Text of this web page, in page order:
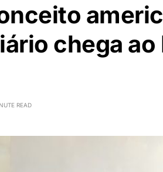
chega ao
READ